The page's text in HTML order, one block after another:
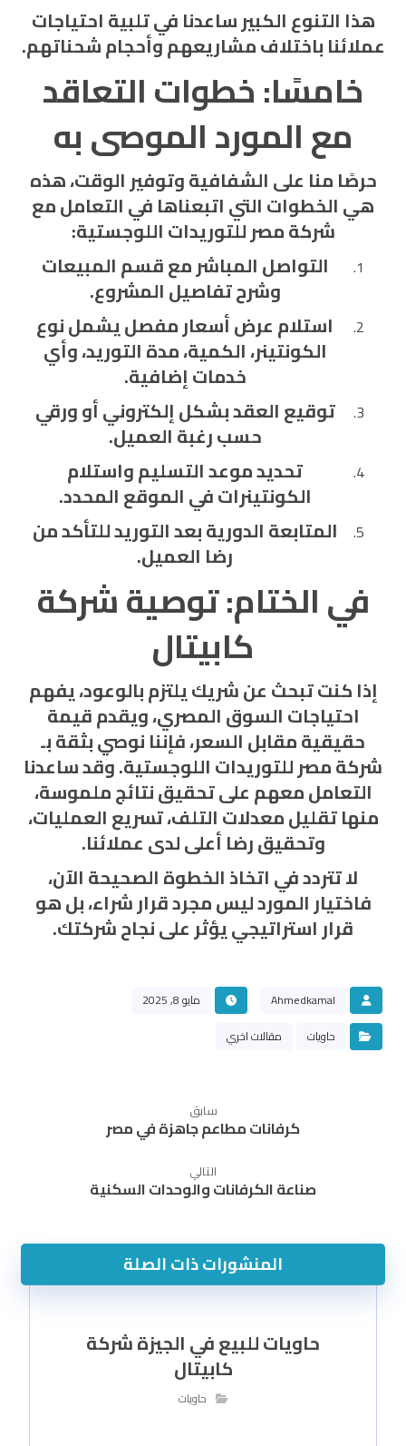
هذا التنوع الكبير ساعدنا في تلبية احتياجات
عملائنا باختلاف مشاريعهم وأحجام شحناتهم.
خامسًا: خطوات التعاقد
مع المورد الموصى به
حرصًا منا على الشفافية وتوفير الوقت، هذه
هي الخطوات التي اتبعناها في التعامل مع
شركة مصر للتوريدات اللوجستية:
التواصل المباشر مع قسم المبيعات
وشرح تفاصيل المشروع.
استلام عرض أسعار مفصل يشمل نوع
الكونتينر، الكمية، مدة التوريد، وأي
خدمات إضافية.
توقيع العقد بشكل إلكتروني أو ورقي
حسب رغبة العميل.
تحديد موعد التسليم واستلام
الكونتينرات في الموقع المحدد.
المتابعة الدورية بعد التوريد للتأكد من
رضا العميل.
في الختام: توصية شركة
كابيتال
إذا كنت تبحث عن شريك يلتزم بالوعود، يفهم
احتياجات السوق المصري، ويقدم قيمة
حقيقية مقابل السعر، فإننا نوصي بثقة بـ
شركة مصر للتوريدات اللوجستية. وقد ساعدنا
التعامل معهم على تحقيق نتائج ملموسة،
منها تقليل معدلات التلف، تسريع العمليات،
وتحقيق رضا أعلى لدى عملائنا.
لا تتردد في اتخاذ الخطوة الصحيحة الآن،
فاختيار المورد ليس مجرد قرار شراء، بل هو
قرار استراتيجي يؤثر على نجاح شركتك.
Ahmedkamal
مايو 8, 2025
حاويات
مقالات اخري
سابق
كرفانات مطاعم جاهزة في مصر
التالي
صناعة الكرفانات والوحدات السكنية
المنشورات ذات الصلة
حاويات للبيع في الجيزة شركة
كابيتال
حاويات